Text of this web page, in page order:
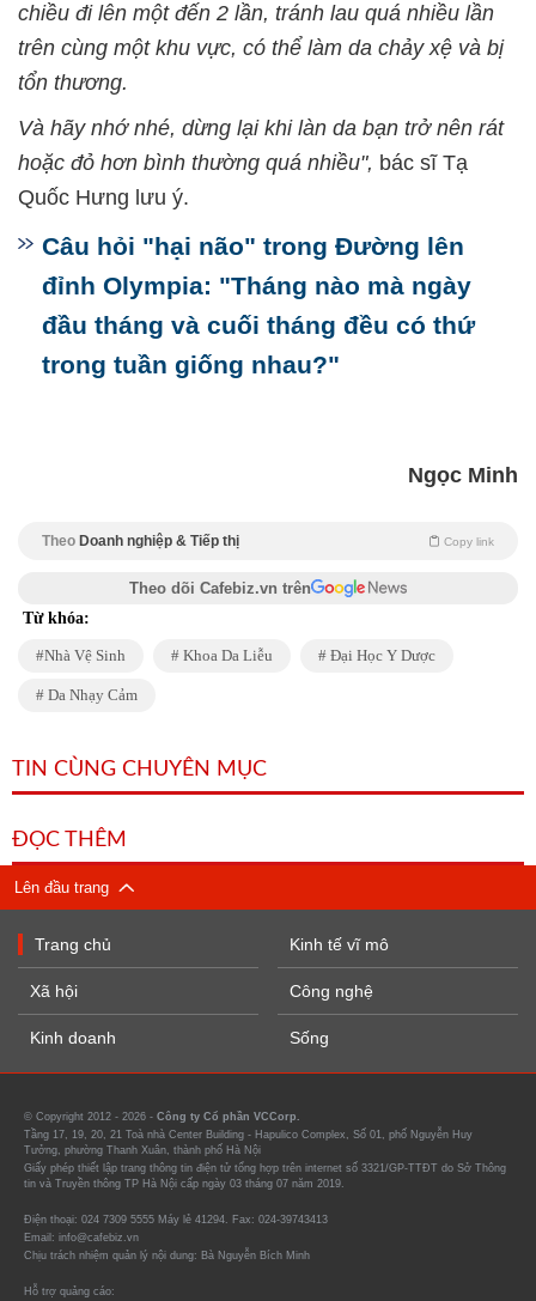
chiều đi lên một đến 2 lần, tránh lau quá nhiều lần
trên cùng một khu vực, có thể làm da chảy xệ và bị
tổn thương.
Và hãy nhớ nhé, dừng lại khi làn da bạn trở nên rát
hoặc đỏ hơn bình thường quá nhiều", bác sĩ Tạ
Quốc Hưng lưu ý.
Câu hỏi "hại não" trong Đường lên
đỉnh Olympia: "Tháng nào mà ngày
đầu tháng và cuối tháng đều có thứ
trong tuần giống nhau?"
Ngọc Minh
Theo Doanh nghiệp & Tiếp thị Copy link
Theo dõi Cafebiz.vn trên
Từ khóa:
Nhà Vệ Sinh Khoa Da Liễu Đại Học Y Dược
Da Nhạy Cảm
TIN CÙNG CHUYÊN MỤC
ĐỌC THÊM
Lên đầu trang
Trang chủ
Xã hội
Kinh doanh
Kinh tế vĩ mô
Công nghệ
Sống
© Copyright 2012 - 2026 - Công ty Cổ phần VCCorp.
Tầng 17, 19, 20, 21 Toà nhà Center Building - Hapulico Complex, Số 01, phố Nguyễn Huy
Tưởng, phường Thanh Xuân, thành phố Hà Nội
Giấy phép thiết lập trang thông tin điện tử tổng hợp trên internet số 3321/GP-TTĐT do Sở Thông
tin và Truyền thông TP Hà Nội cấp ngày 03 tháng 07 năm 2019.
Điện thoại: 024 7309 5555 Máy lẻ 41294. Fax: 024-39743413
Email: info@cafebiz.vn
Chịu trách nhiệm quản lý nội dung: Bà Nguyễn Bích Minh
Hỗ trợ quảng cáo: